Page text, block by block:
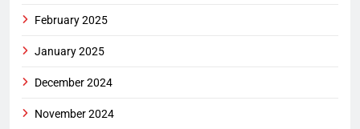
February 2025
January 2025
December 2024
November 2024